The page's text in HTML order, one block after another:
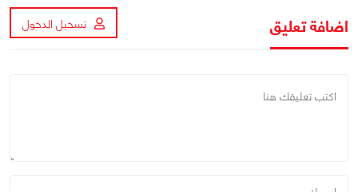
اضافة تعليق تسجيل الدخول